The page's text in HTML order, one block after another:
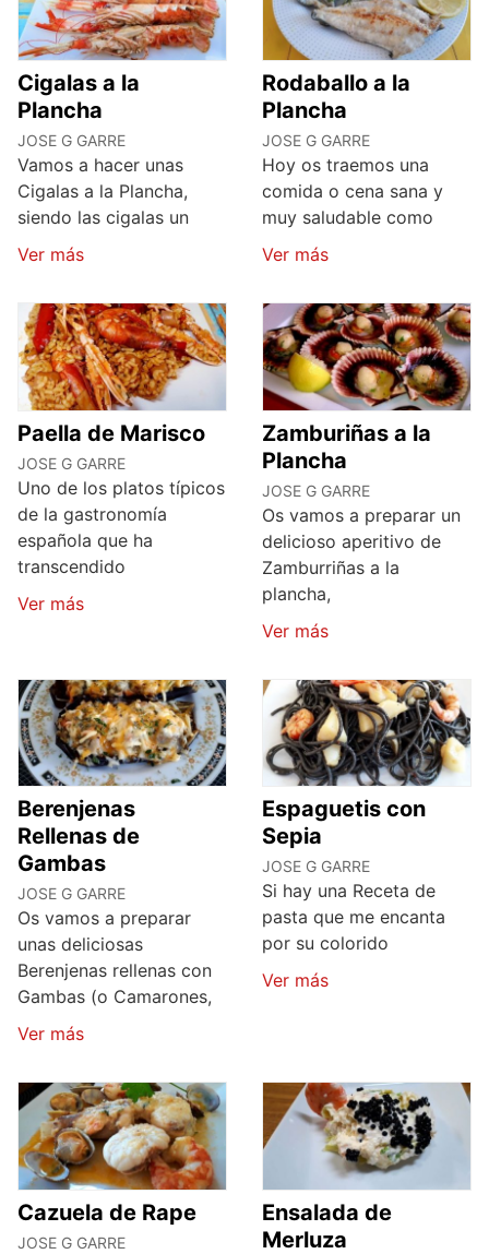
Cigalas a la
Plancha
JOSE G GARRE
Vamos a hacer unas
Cigalas a la Plancha,
siendo las cigalas un
Ver más
Rodaballo a la
Plancha
JOSE G GARRE
Hoy os traemos una
comida o cena sana y
muy saludable como
Ver más
Paella de Marisco
JOSE G GARRE
Uno de los platos típicos
de la gastronomía
española que ha
transcendido
Ver más
Zamburiñas a la
Plancha
JOSE G GARRE
Os vamos a preparar un
delicioso aperitivo de
Zamburriñas a la
plancha,
Ver más
Berenjenas
Rellenas de
Gambas
JOSE G GARRE
Os vamos a preparar
unas deliciosas
Berenjenas rellenas con
Gambas (o Camarones,
Ver más
Espaguetis con
Sepia
JOSE G GARRE
Si hay una Receta de
pasta que me encanta
por su colorido
Ver más
Cazuela de Rape
JOSE G GARRE
Ensalada de
Merluza